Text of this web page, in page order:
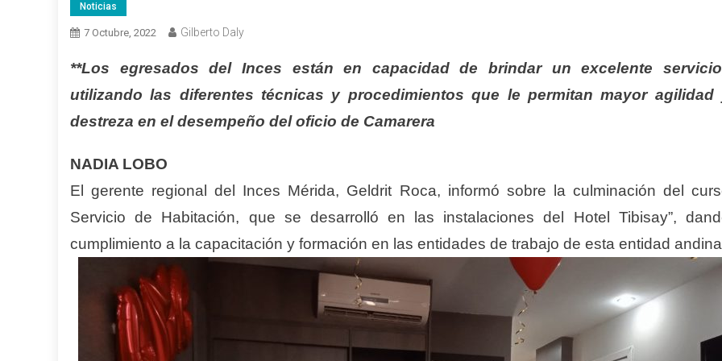
Noticias
7 Octubre, 2022 Gilberto Daly
**Los egresados del Inces están en capacidad de brindar un excelente
utilizando las diferentes técnicas y procedimientos que le permitan mayor agilidad
destreza en el desempeño del oficio de Camarera
NADIA LOBO
El gerente regional del Inces Mérida, Geldrit Roca, informó sobre la culminación del
Servicio de Habitación, que se desarrolló en las instalaciones del Hotel Tibisay”,
cumplimiento a la capacitación y formación en las entidades de trabajo de esta entidad